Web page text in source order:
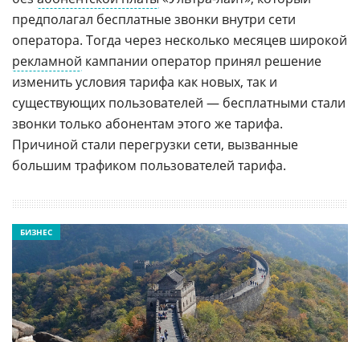
предполагал бесплатные звонки внутри сети
оператора. Тогда через несколько месяцев широкой
рекламной кампании оператор принял решение
изменить условия тарифа как новых, так и
существующих пользователей — бесплатными стали
звонки только абонентам этого же тарифа.
Причиной стали перегрузки сети, вызванные
большим трафиком пользователей тарифа.
БИЗНЕС